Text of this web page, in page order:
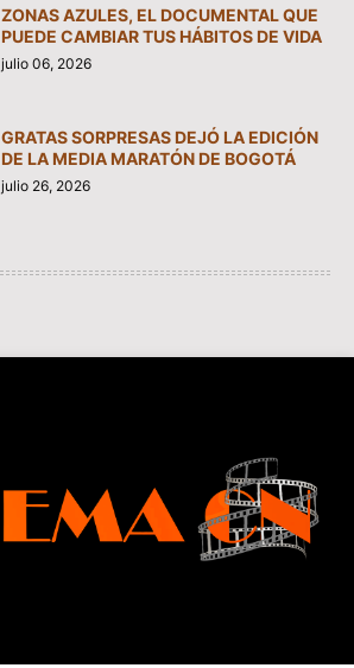
ZONAS AZULES, EL DOCUMENTAL QUE
PUEDE CAMBIAR TUS HÁBITOS DE VIDA
julio 06, 2026
GRATAS SORPRESAS DEJÓ LA EDICIÓN
DE LA MEDIA MARATÓN DE BOGOTÁ
julio 26, 2026